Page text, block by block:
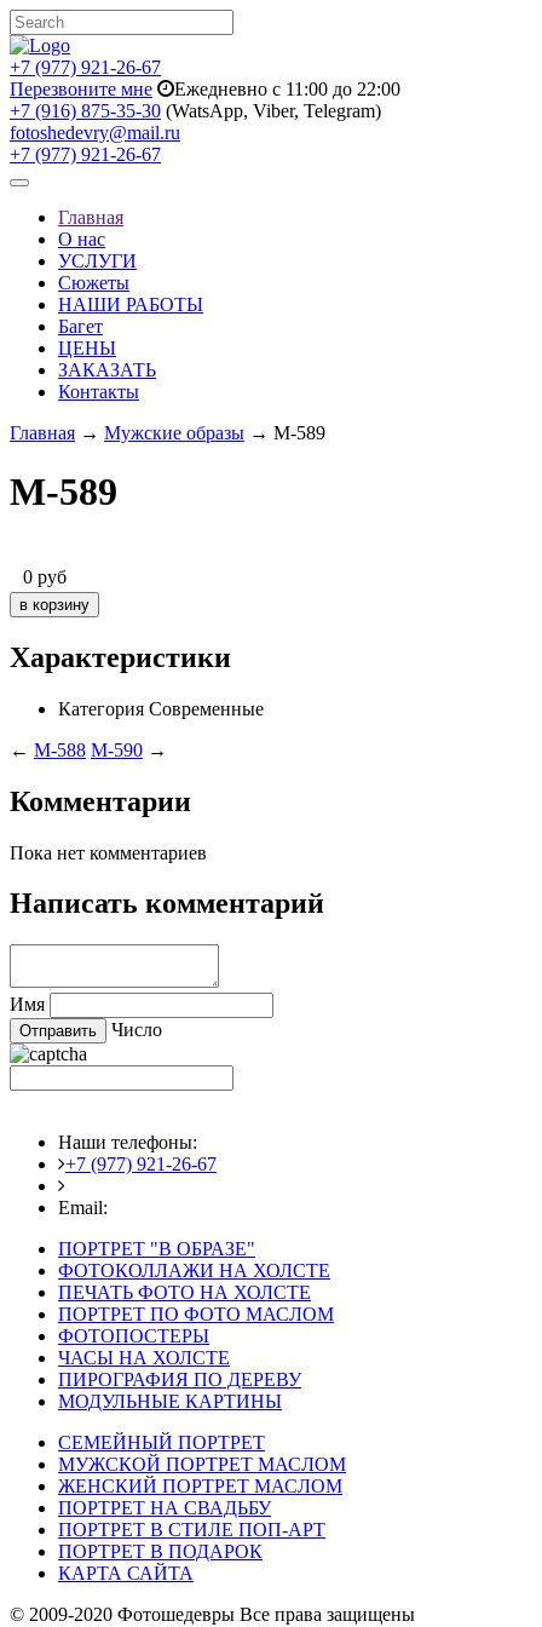
+7 (977) 921-26-67
Перезвоните мне
Ежедневно с 11:00 до 22:00
+7 (916) 875-35-30 (WatsApp, Viber, Telegram)
fotoshedevry@mail.ru
+7 (977) 921-26-67
Toggle
navigationГлавная
О нас
УСЛУГИ
Сюжеты
НАШИ РАБОТЫ
Багет
ЦЕНЫ
ЗАКАЗАТЬ
Контакты
Главная → Мужские образы → M-589
M-589
0 руб
Характеристики
Категория Современные
← M-588 M-590 →
Комментарии
Пока нет комментариев
Написать комментарий
Имя
Число
Наши телефоны:
+7 (977) 921-26-67
Email:
ПОРТРЕТ "В ОБРАЗЕ"
ФОТОКОЛЛАЖИ НА ХОЛСТЕ
ПЕЧАТЬ ФОТО НА ХОЛСТЕ
ПОРТРЕТ ПО ФОТО МАСЛОМ
ФОТОПОСТЕРЫ
ЧАСЫ НА ХОЛСТЕ
ПИРОГРАФИЯ ПО ДЕРЕВУ
МОДУЛЬНЫЕ КАРТИНЫ
СЕМЕЙНЫЙ ПОРТРЕТ
МУЖСКОЙ ПОРТРЕТ МАСЛОМ
ЖЕНСКИЙ ПОРТРЕТ МАСЛОМ
ПОРТРЕТ НА СВАДЬБУ
ПОРТРЕТ В СТИЛЕ ПОП-АРТ
ПОРТРЕТ В ПОДАРОК
КАРТА САЙТА
© 2009-2020 Фотошедевры Все права защищены